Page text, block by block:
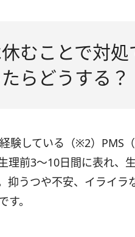
むことで対
らどうする？
験している（※2）PMS
理前3〜10日間に表れ、
抑うつや不安、イライ
。